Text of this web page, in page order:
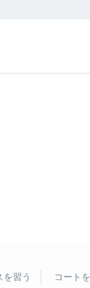
を習う コート